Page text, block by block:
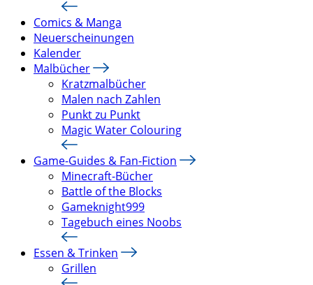
Comics & Manga
Neuerscheinungen
Kalender
Malbücher
Kratzmalbücher
Malen nach Zahlen
Punkt zu Punkt
Magic Water Colouring
Game-Guides & Fan-Fiction
Minecraft-Bücher
Battle of the Blocks
Gameknight999
Tagebuch eines Noobs
Essen & Trinken
Grillen